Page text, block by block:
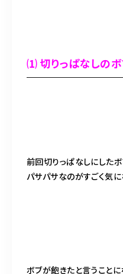
⑴ 切りっぱなしのボ
前回切りっぱなしにした
パサパサなのがすごく気に
ボブが飽きたと言うこと